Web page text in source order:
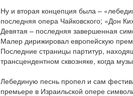
Ну и вторая концепция была –
последняя опера Чайковского; «Дон
Девятая – последняя завершенная
Малер дирижировал европейскую
Последние страницы партитур,
трансцендентном сквозняке, когда
Лебединую песнь пропел и сам
премьере в Израильской опере